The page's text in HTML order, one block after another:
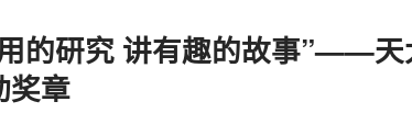
的研究 讲有趣的故事”——
奖章